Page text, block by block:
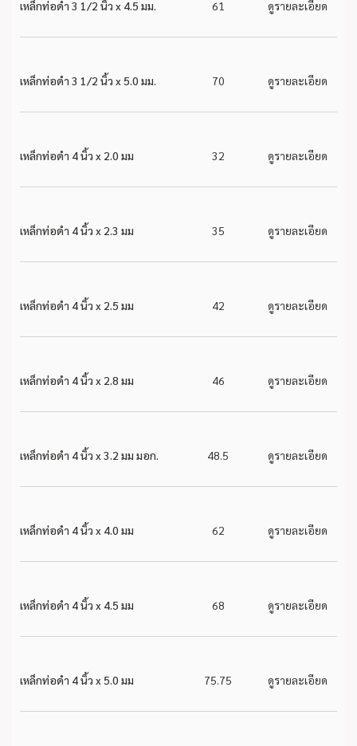
เหล็กท่อดำ 3 1/2 นิ้ว x 4.5 มม. 61 ดูรายละเอียด
เหล็กท่อดำ 3 1/2 นิ้ว x 5.0 มม. 70 ดูรายละเอียด
เหล็กท่อดำ 4 นิ้ว x 2.0 มม 32 ดูรายละเอียด
เหล็กท่อดำ 4 นิ้ว x 2.3 มม 35 ดูรายละเอียด
เหล็กท่อดำ 4 นิ้ว x 2.5 มม 42 ดูรายละเอียด
เหล็กท่อดำ 4 นิ้ว x 2.8 มม 46 ดูรายละเอียด
เหล็กท่อดำ 4 นิ้ว x 3.2 มม มอก. 48.5 ดูรายละเอียด
เหล็กท่อดำ 4 นิ้ว x 4.0 มม 62 ดูรายละเอียด
เหล็กท่อดำ 4 นิ้ว x 4.5 มม 68 ดูรายละเอียด
เหล็กท่อดำ 4 นิ้ว x 5.0 มม 75.75 ดูรายละเอียด